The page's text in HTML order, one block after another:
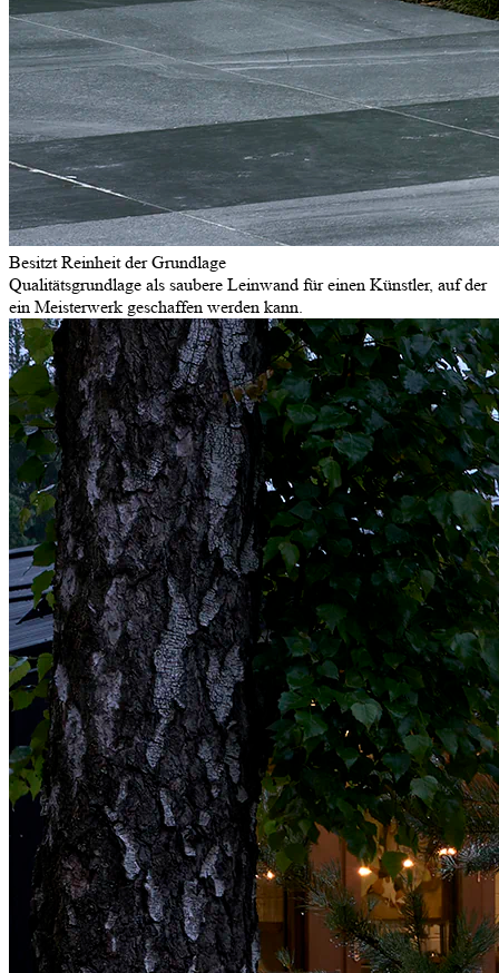
Besitzt Reinheit der Grundlage
Qualitätsgrundlage als saubere Leinwand für einen Künstler, auf der
ein Meisterwerk geschaffen werden kann.